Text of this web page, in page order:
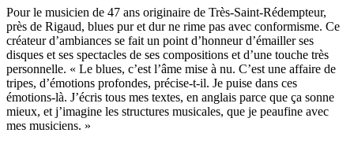
Pour le musicien de 47 ans originaire de Très-Saint-Rédempteur,
près de Rigaud, blues pur et dur ne rime pas avec conformisme. Ce
créateur d’ambiances se fait un point d’honneur d’émailler ses
disques et ses spectacles de ses compositions et d’une touche très
personnelle. « Le blues, c’est l’âme mise à nu. C’est une affaire de
tripes, d’émotions profondes, précise-t-il. Je puise dans ces
émotions-là. J’écris tous mes textes, en anglais parce que ça sonne
mieux, et j’imagine les structures musicales, que je peaufine avec
mes musiciens. »